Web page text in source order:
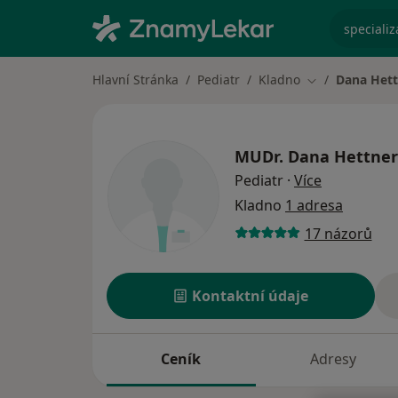
Hlavní Stránka Pediatr Kladno Změna města
Dana
MUDr. Dana
Pediatr · Více
Kladno 1 adresa
17 názorů
Kontaktní údaje
Ceník Adresy